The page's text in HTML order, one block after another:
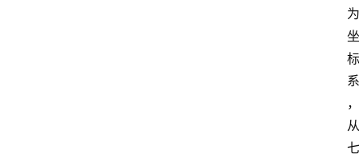
为
坐
标
系
，
从
七